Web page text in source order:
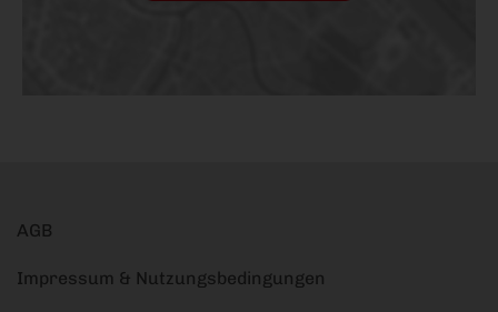
AGB
Impressum & Nutzungsbedingungen